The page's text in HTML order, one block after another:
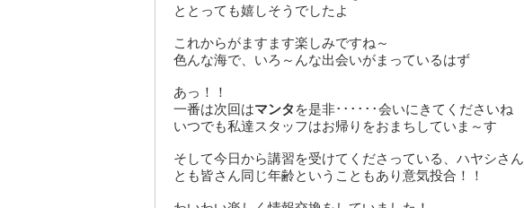
ととっても嬉しそうでしたよ
これからがますます楽しみですね～
色んな海で、いろ～んな出会いがまっているはず
あっ！！
一番は次回はマンタ を是非･･････会いにきてくださいね
いつでも私達スタッフはお帰りをおまちしていま～す
そして今日から講習を受けてくださっている、ハヤシさん
とも皆さん同じ年齢ということもあり意気投合！！